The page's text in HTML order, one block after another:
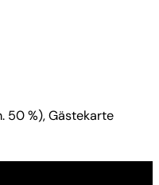
50 %), Gästekarte